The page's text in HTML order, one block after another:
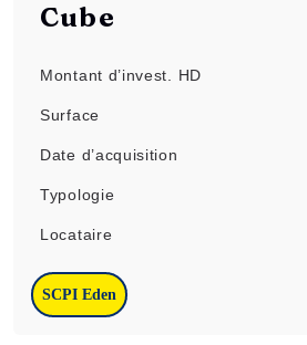
Cube
Montant d’invest. HD
Surface
Date d’acquisition
Typologie
Locataire
SCPI Eden